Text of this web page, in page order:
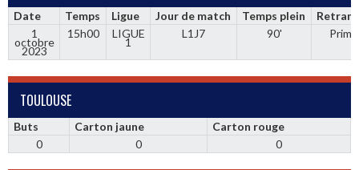
Date Temps Ligue Jour de match Temps plein
1
octobre
2023
15h00 LIGUE
1
L1J7 90'
TOULOUSE
Buts Carton jaune
Carton rouge
0
0 0